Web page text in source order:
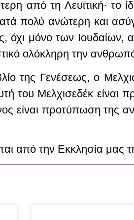
α­πό τη Λευ­ϊτι­κή·
πο­λύ α­νώ­τε­ρη και
ό­χι μό­νο των
ο­λό­κλη­ρη την
της Γε­νέ­σε­ως, ο
του Μελ­χι­σε­δέκ εί­ναι
εί­ναι προ­τύ­πω­ση της
από την Εκκλησία